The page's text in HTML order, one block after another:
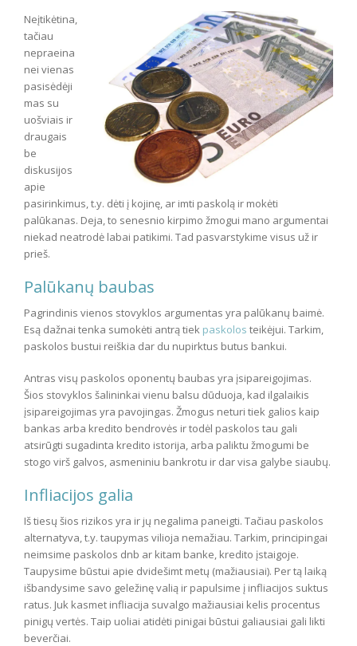
Neįtikėtina,
tačiau
nepraeina
nei vienas
pasisėdėji
mas su
uošviais ir
draugais
be
diskusijos
apie
pasirinkimus, t.y. dėti į kojinę, ar imti paskolą ir mokėti
palūkanas. Deja, to senesnio kirpimo žmogui mano argumentai
niekad neatrodė labai patikimi. Tad pasvarstykime visus už ir
prieš.
Palūkanų baubas
Pagrindinis vienos stovyklos argumentas yra palūkanų baimė.
Esą dažnai tenka sumokėti antrą tiek paskolos teikėjui. Tarkim,
paskolos bustui reiškia dar du nupirktus butus bankui.
Antras visų paskolos oponentų baubas yra įsipareigojimas.
Šios stovyklos šalininkai vienu balsu dūduoja, kad ilgalaikis
įsipareigojimas yra pavojingas. Žmogus neturi tiek galios kaip
bankas arba kredito bendrovės ir todėl paskolos tau gali
atsirūgti sugadinta kredito istorija, arba paliktu žmogumi be
stogo virš galvos, asmeniniu bankrotu ir dar visa galybe siaubų.
Infliacijos galia
Iš tiesų šios rizikos yra ir jų negalima paneigti. Tačiau paskolos
alternatyva, t.y. taupymas vilioja nemažiau. Tarkim, principingai
neimsime paskolos dnb ar kitam banke, kredito įstaigoje.
Taupysime būstui apie dvidešimt metų (mažiausiai). Per tą laiką
išbandysime savo geležinę valią ir papulsime į infliacijos suktus
ratus. Juk kasmet infliacija suvalgo mažiausiai kelis procentus
pinigų vertės. Taip uoliai atidėti pinigai būstui galiausiai gali likti
beverčiai.